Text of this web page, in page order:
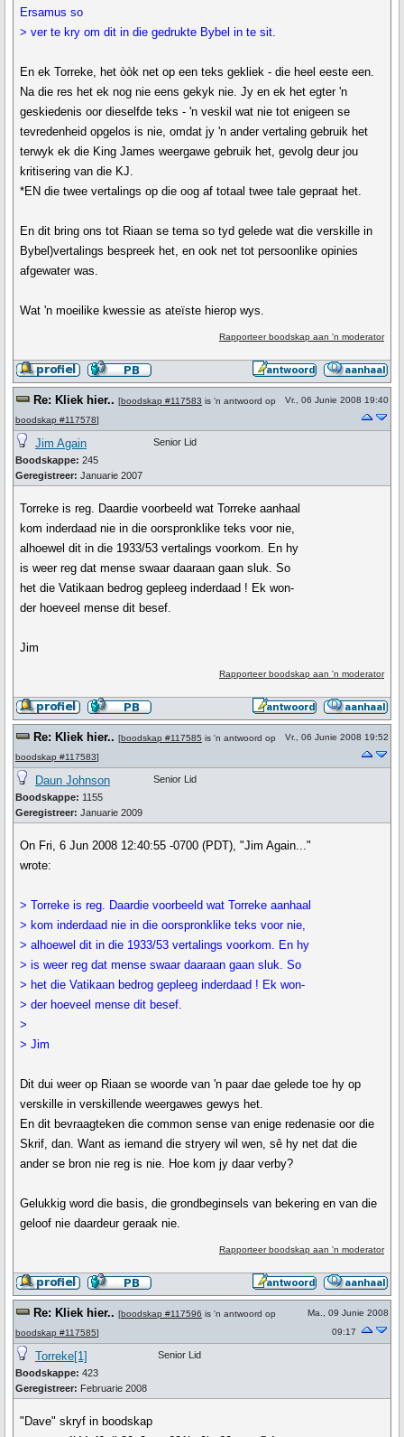
Ersamus so
> ver te kry om dit in die gedrukte Bybel in te sit.
En ek Torreke, het òòk net op een teks gekliek - die heel eeste een.
Na die res het ek nog nie eens gekyk nie. Jy en ek het egter 'n
geskiedenis oor dieselfde teks - 'n veskil wat nie tot enigeen se
tevredenheid opgelos is nie, omdat jy 'n ander vertaling gebruik het
terwyk ek die King James weergawe gebruik het, gevolg deur jou
kritisering van die KJ.
*EN die twee vertalings op die oog af totaal twee tale gepraat het.
En dit bring ons tot Riaan se tema so tyd gelede wat die verskille in
Bybel)vertalings bespreek het, en ook net tot persoonlike opinies
afgewater was.
Wat 'n moeilike kwessie as ateïste hierop wys.
Rapporteer boodskap aan 'n moderator
Re: Kliek hier.. [boodskap #117583 is 'n antwoord op
boodskap #117578]
Vr., 06 Junie 2008 19:40
Jim Again
Boodskappe: 245
Geregistreer: Januarie 2007
Senior Lid
Torreke is reg. Daardie voorbeeld wat Torreke aanhaal
kom inderdaad nie in die oorspronklike teks voor nie,
alhoewel dit in die 1933/53 vertalings voorkom. En hy
is weer reg dat mense swaar daaraan gaan sluk. So
het die Vatikaan bedrog gepleeg inderdaad ! Ek won-
der hoeveel mense dit besef.
Jim
Rapporteer boodskap aan 'n moderator
Re: Kliek hier.. [boodskap #117585 is 'n antwoord op
boodskap #117583]
Vr., 06 Junie 2008 19:52
Daun Johnson
Boodskappe: 1155
Geregistreer: Januarie 2009
Senior Lid
On Fri, 6 Jun 2008 12:40:55 -0700 (PDT), "Jim Again..."
wrote:
> Torreke is reg. Daardie voorbeeld wat Torreke aanhaal
> kom inderdaad nie in die oorspronklike teks voor nie,
> alhoewel dit in die 1933/53 vertalings voorkom. En hy
> is weer reg dat mense swaar daaraan gaan sluk. So
> het die Vatikaan bedrog gepleeg inderdaad ! Ek won-
> der hoeveel mense dit besef.
>
> Jim
Dit dui weer op Riaan se woorde van 'n paar dae gelede toe hy op
verskille in verskillende weergawes gewys het.
En dit bevraagteken die common sense van enige redenasie oor die
Skrif, dan. Want as iemand die stryery wil wen, sê hy net dat die
ander se bron nie reg is nie. Hoe kom jy daar verby?
Gelukkig word die basis, die grondbeginsels van bekering en van die
geloof nie daardeur geraak nie.
Rapporteer boodskap aan 'n moderator
Re: Kliek hier.. [boodskap #117596 is 'n antwoord op
boodskap #117585]
Ma., 09 Junie 2008
09:17
Torreke[1]
Boodskappe: 423
Geregistreer: Februarie 2008
Senior Lid
"Dave" skryf in boodskap